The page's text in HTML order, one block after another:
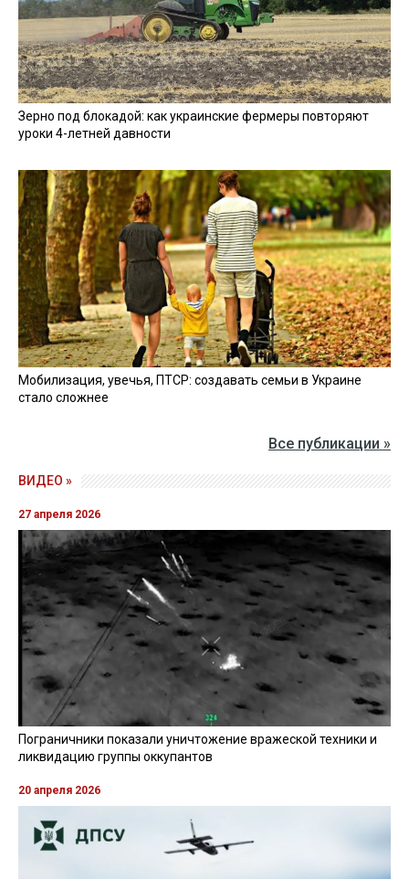
Зерно под блокадой: как украинские фермеры повторяют
уроки 4-летней давности
Мобилизация, увечья, ПТСР: создавать семьи в Украине
стало сложнее
Все публикации »
ВИДЕО »
27 апреля 2026
Пограничники показали уничтожение вражеской техники и
ликвидацию группы оккупантов
20 апреля 2026